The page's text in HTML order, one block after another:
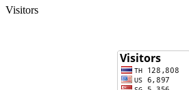
Visitors